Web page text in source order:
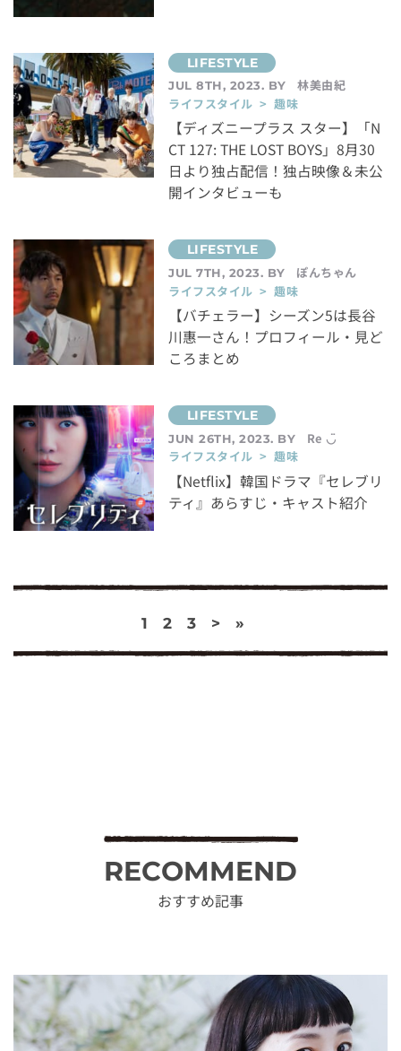
JUL 8TH, 2023. BY
林美由紀
ライフスタイル > 趣味
【ディズニープラス スター】「N
CT 127: THE LOST BOYS」8月30
日より独占配信！独占映像＆未公
開インタビューも
JUL 7TH, 2023. BY
ぽんちゃん
ライフスタイル > 趣味
【バチェラー】シーズン5は長谷
川惠一さん！プロフィール・見ど
ころまとめ
JUN 26TH, 2023. BY
Re ◡̈
ライフスタイル > 趣味
【Netflix】韓国ドラマ『セレブリ
ティ』あらすじ・キャスト紹介
1 2 3 > »
RECOMMEND
おすすめ記事